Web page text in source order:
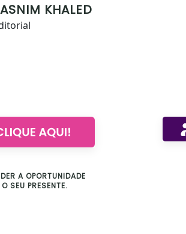
KHALED
A OPORTUNIDADE
SEU PRESENTE.